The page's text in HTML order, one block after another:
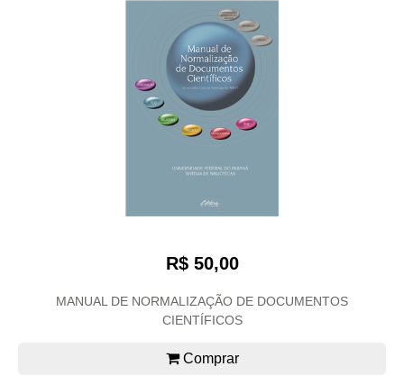
R$ 50,00
MANUAL DE NORMALIZAÇÃO DE DOCUMENTOS
CIENTÍFICOS
Comprar